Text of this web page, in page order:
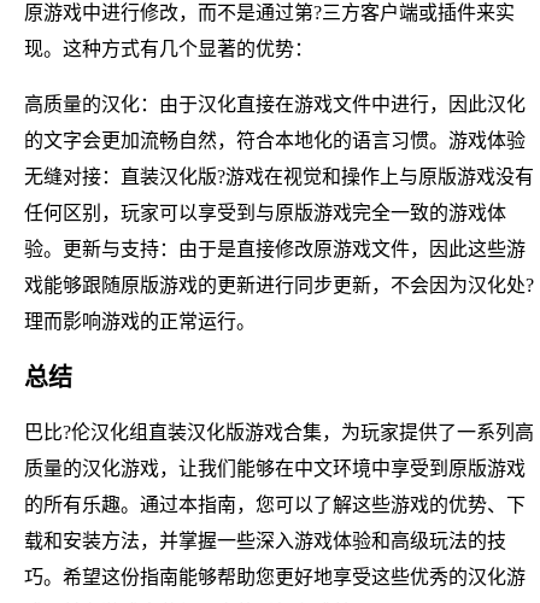
原游戏中进行修改，而不是通过第?三方客户端或插件来实
现。这种方式有几个显著的优势：
高质量的汉化：由于汉化直接在游戏文件中进行，因此汉化
的文字会更加流畅自然，符合本地化的语言习惯。游戏体验
无缝对接：直装汉化版?游戏在视觉和操作上与原版游戏没有
任何区别，玩家可以享受到与原版游戏完全一致的游戏体
验。更新与支持：由于是直接修改原游戏文件，因此这些游
戏能够跟随原版游戏的更新进行同步更新，不会因为汉化处?
理而影响游戏的正常运行。
总结
巴比?伦汉化组直装汉化版游戏合集，为玩家提供了一系列高
质量的汉化游戏，让我们能够在中文环境中享受到原版游戏
的所有乐趣。通过本指南，您可以了解这些游戏的优势、下
载和安装方法，并掌握一些深入游戏体验和高级玩法的技
巧。希望这份指南能够帮助您更好地享受这些优秀的汉化游